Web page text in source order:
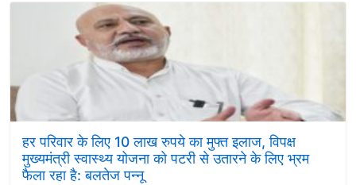
हर परिवार के लिए 10 लाख रुपये का मुफ्त इलाज, विपक्ष
मुख्यमंत्री स्वास्थ्य योजना को पटरी से उतारने के लिए भ्रम
फैला रहा है: बलतेज पन्नू